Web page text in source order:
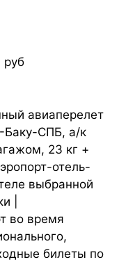
руб
авиаперелет
Баку-СПБ, а/к
23 кг +
отель-
выбранной
|
во время
билеты по